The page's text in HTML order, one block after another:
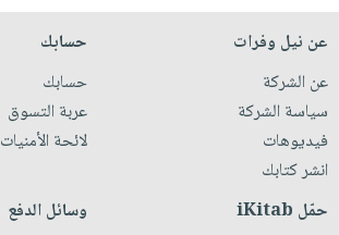
عن نيل وفرات
عن الشركة
سياسة الشركة
فيديوهات
انشر كتابك
حسابك
حسابك
عربة التسوق
لائحة الأمنيات
حمّل iKitab وسائل الدفع